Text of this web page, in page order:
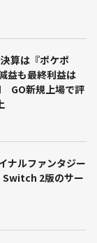
算は『ポケポ
益も最終利益は
GO新規上場で評
ナルファンタジー
2版のサー